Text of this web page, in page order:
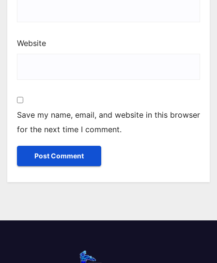
Website
Save my name, email, and website in this browser
for the next time I comment.